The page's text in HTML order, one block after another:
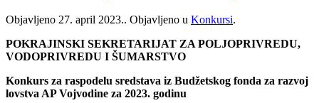
Objavljeno 27. april 2023.. Objavljeno u Konkursi.
POKRAJINSKI SEKRETARIJAT ZA POLJOPRIVREDU,
VODOPRIVREDU I ŠUMARSTVO
Konkurs za raspodelu sredstava iz Budžetskog fonda za razvoj
lovstva AP Vojvodine za 2023. godinu